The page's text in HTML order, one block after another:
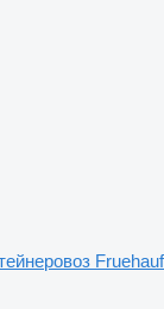
Fruehauf